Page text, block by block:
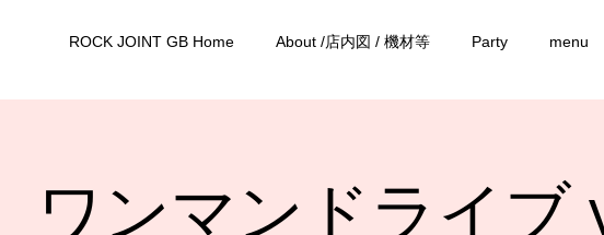
ROCK JOINT GB Home About /店内図 / 機材等 Party menu
ワンマンドライブ